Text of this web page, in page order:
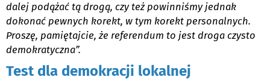
dalej podążać tą drogą, czy też powinniśmy jednak
dokonać pewnych korekt, w tym korekt personalnych.
Proszę, pamiętajcie, że referendum to jest droga czysto
demokratyczna”.
Test dla demokracji lokalnej